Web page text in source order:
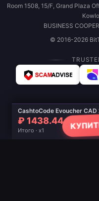
CashtoCode Evoucher CAD
₽ 1438.44
Итого · x1
Room 1508, 15/F, Grand Plaza
BUSINESS
© 2016-2026